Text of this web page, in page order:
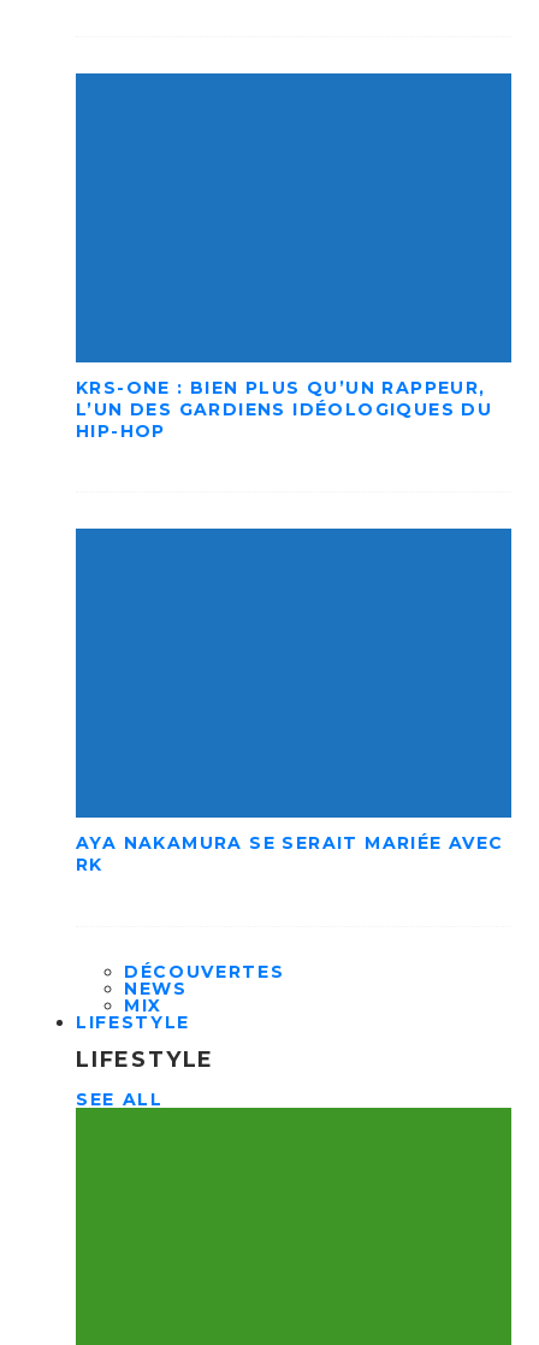
KRS-ONE : BIEN PLUS QU’UN RAPPEUR,
L’UN DES GARDIENS IDÉOLOGIQUES DU
HIP-HOP
AYA NAKAMURA SE SERAIT MARIÉE AVEC
RK
DÉCOUVERTES
NEWS
MIX
LIFESTYLE
LIFESTYLE
SEE ALL